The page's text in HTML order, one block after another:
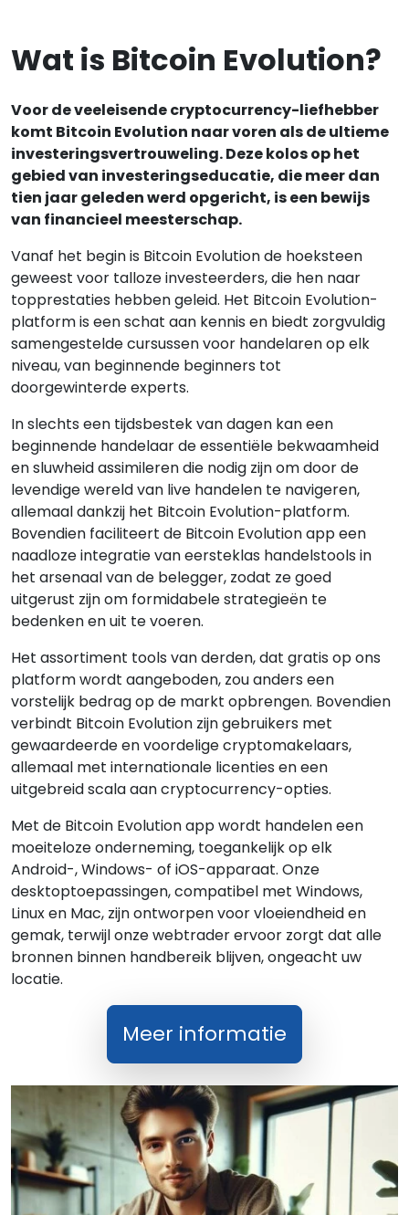
Wat is Bitcoin Evolution?
Voor de veeleisende cryptocurrency-liefhebber
komt Bitcoin Evolution naar voren als de ultieme
investeringsvertrouweling. Deze kolos op het
gebied van investeringseducatie, die meer dan
tien jaar geleden werd opgericht, is een bewijs
van financieel meesterschap.
Vanaf het begin is Bitcoin Evolution de hoeksteen
geweest voor talloze investeerders, die hen naar
topprestaties hebben geleid. Het Bitcoin Evolution-
platform is een schat aan kennis en biedt zorgvuldig
samengestelde cursussen voor handelaren op elk
niveau, van beginnende beginners tot
doorgewinterde experts.
In slechts een tijdsbestek van dagen kan een
beginnende handelaar de essentiële bekwaamheid
en sluwheid assimileren die nodig zijn om door de
levendige wereld van live handelen te navigeren,
allemaal dankzij het Bitcoin Evolution-platform.
Bovendien faciliteert de Bitcoin Evolution app een
naadloze integratie van eersteklas handelstools in
het arsenaal van de belegger, zodat ze goed
uitgerust zijn om formidabele strategieën te
bedenken en uit te voeren.
Het assortiment tools van derden, dat gratis op ons
platform wordt aangeboden, zou anders een
vorstelijk bedrag op de markt opbrengen. Bovendien
verbindt Bitcoin Evolution zijn gebruikers met
gewaardeerde en voordelige cryptomakelaars,
allemaal met internationale licenties en een
uitgebreid scala aan cryptocurrency-opties.
Met de Bitcoin Evolution app wordt handelen een
moeiteloze onderneming, toegankelijk op elk
Android-, Windows- of iOS-apparaat. Onze
desktoptoepassingen, compatibel met Windows,
Linux en Mac, zijn ontworpen voor vloeiendheid en
gemak, terwijl onze webtrader ervoor zorgt dat alle
bronnen binnen handbereik blijven, ongeacht uw
locatie.
Meer informatie